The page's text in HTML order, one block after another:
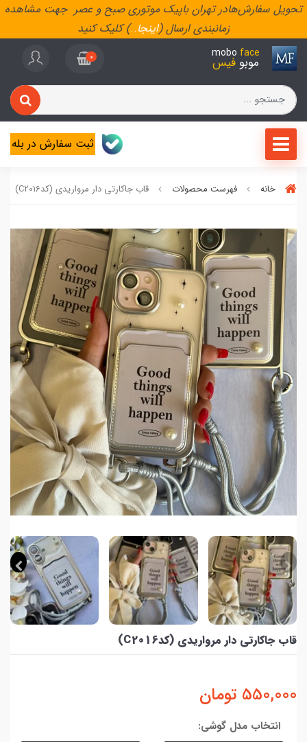
تحویل سفارش‌هادر تهران باپیک موتوری صبح و عصر جهت مشاهده
زمانبندی ارسال (اینجا..) کلیک کنید
mobo face
موبو فیس 0
ثبت سفارش در بله
خانه فهرست محصولات قاب جاکارتی دار مرواریدی (کدC2016)
قاب جاکارتی دار مرواریدی (کدC2016)
550,000 تومان
انتخاب مدل گوشی: